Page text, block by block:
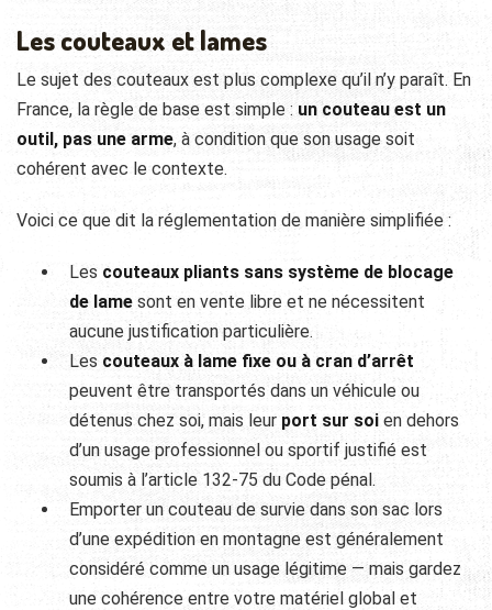
Les couteaux et lames
Le sujet des couteaux est plus complexe qu’il n’y paraît. En
France, la règle de base est simple : un couteau est un
outil, pas une arme, à condition que son usage soit
cohérent avec le contexte.
Voici ce que dit la réglementation de manière simplifiée :
Les couteaux pliants sans système de blocage
de lame sont en vente libre et ne nécessitent
aucune justification particulière.
Les couteaux à lame fixe ou à cran d’arrêt
peuvent être transportés dans un véhicule ou
détenus chez soi, mais leur port sur soi en dehors
d’un usage professionnel ou sportif justifié est
soumis à l’article 132-75 du Code pénal.
Emporter un couteau de survie dans son sac lors
d’une expédition en montagne est généralement
considéré comme un usage légitime — mais gardez
une cohérence entre votre matériel global et